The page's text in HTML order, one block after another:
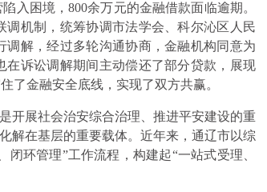
入困境，800余万元的金融借款面临逾期。
机制，统筹协调市法学会、科尔沁区人民
解，经过多轮沟通协商，金融机构同意为
诉讼调解期间主动偿还了部分贷款，展现
了金融安全底线，实现了双方共赢。
开展社会治安综合治理、推进平安建设的重
解在基层的重要载体。近年来，通辽市以综
环管理”工作流程，构建起“一站式受理、